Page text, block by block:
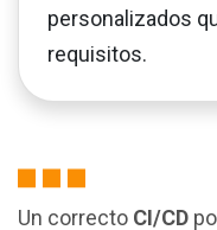
personalizados
requisitos.
Un correcto CI/CD